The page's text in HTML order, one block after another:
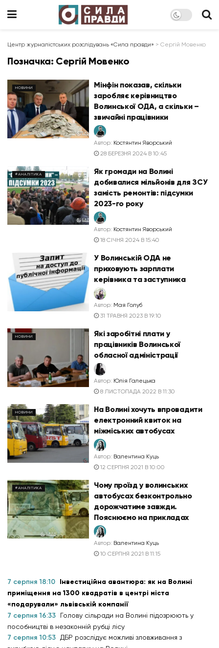
Центр журналістських розслідувань «Сила правди» > Сергій Мовенко
Позначка: Сергій Мовенко
НОВИНИ
Мінфін показав, скільки
заробляє керівництво
Волинської ОДА, а скільки –
звичайні працівники
Автор: Костянтин Яворський
28 БЕРЕЗНЯ 2024 В 10:45
#АНАЛІТИКА
Як громади на Волині
добивалися мільйонів для ЗСУ
замість ремонтів: підсумки
2023-го року
Автор: Костянтин Яворський
18 СІЧНЯ 2024 В 15:40
У Волинській ОДА не
приховують зарплати
керівника та заступника
Автор: Мая Голуб
31 ТРАВНЯ 2023 В 19:10
НОВИНИ
Які заробітні плати у
працівників Волинської
обласної адміністрації
Автор: Юлія Галецька
8 ЛИСТОПАДА 2022 В 11:30
НОВИНИ
На Волині хочуть впровадити
електронний квиток на
міжміських автобусах
Автор: Валентина Куць
12 СЕРПНЯ 2021 В 10:00
#АНАЛІТИКА
Чому проїзд у волинських
автобусах безконтрольно
дорожчатиме завжди.
Пояснюємо на прикладах
Автор: Валентина Куць
10 СЕРПНЯ 2021 В 11:15
7 серпня 18:10 Інвестиційна авантюра: як на Волині
приміщення на 1300 квадратів в центрі міста
«подарували» львівській компанії
7 серпня 16:33
Голову сільради на Волині підозрюють у
пособництві в незаконній рубці лісу
7 серпня 10:53
ДБР розслідує можливі зловживання з